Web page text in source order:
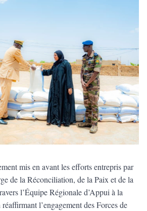
mis en avant les efforts entrepris par
de la Réconciliation, de la Paix et de la
l’Équipe Régionale d’Appui à la
l’engagement des Forces de